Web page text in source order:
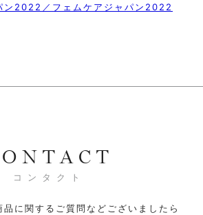
ン2022／フェムケアジャパン2022
コンタクト
品に関するご質問などございましたら